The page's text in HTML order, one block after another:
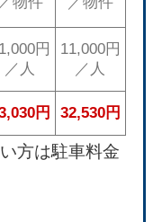
円
／人
11,000円
／人
円 32,530円
方は駐車料金